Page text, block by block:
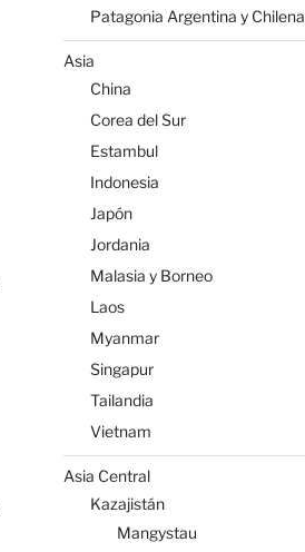
Patagonia Argentina y Chilena
Asia
China
Corea del Sur
Estambul
Indonesia
Japón
Jordania
Malasia y Borneo
Laos
Myanmar
Singapur
Tailandia
Vietnam
Asia Central
Kazajistán
Mangystau